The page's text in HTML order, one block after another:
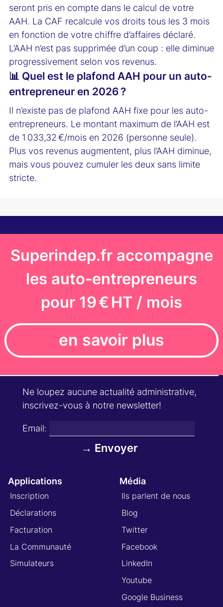
seront pris en compte dans le calcul de votre
AAH. La CAF recalcule vos droits tous les 3 mois
en fonction de votre chiffre d’affaires déclaré.
L’AAH n’est pas supprimée d’un coup : elle diminue
progressivement selon vos revenus.
📊 Quel est le plafond AAH pour un auto-
entrepreneur en 2026 ?
Il n’existe pas de plafond AAH fixe pour les auto-
entrepreneurs. Le montant maximum de l’AAH est
de 1 033,32 €/mois en 2026 (personne seule).
Plus vos revenus augmentent, plus l’AAH diminue,
mais vous pouvez cumuler les deux sans limite
stricte.
Superindep.fr accompagne
les auto-entrepreneurs
pour 19 € HT / mois
en savoir plus
Ne loupez aucune actualité administrative,
inscrivez-vous à notre newsletter!
Email:
Applications
Inscription
Déclarations
Facturation
La Communauté
Simulateurs
Média
Ils parlent de nous
Blog
Twitter
Facebook
LinkedIn
Youtube
Google Business